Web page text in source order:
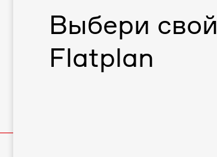
Выбери свой
Flatplan